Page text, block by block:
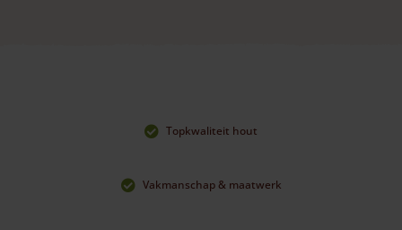
Topkwaliteit hout
Vakmanschap & maatwerk